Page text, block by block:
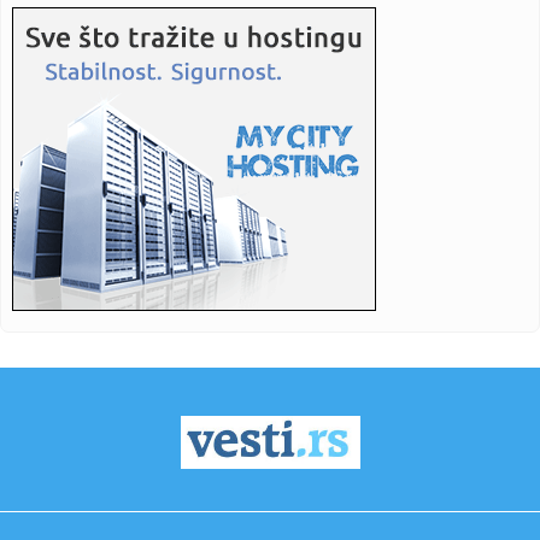
07:50: Vatra ne posustaje: Deliblatska peščara i dalje u plamenu,
Šum...
07:44:
asistencija u...
07:42:Blokaderi "vetirali" svoje kandidate: Na spisku za
izbacivanje i ...
07:41:Severna Koreja preporučuje supu od psećeg mesa kao lek
protiv v...
07:35:Požar u Peščari i dalje bukti: Helikopteri gase najkritičnije...
Ukinuto ograničenje tekstualnih poruka za besplatni